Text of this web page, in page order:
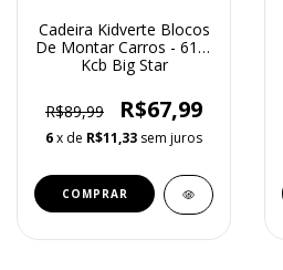
Cadeira Kidverte Blocos
De Montar Carros - 616-
Kcb Big Star
R$89,99 R$67,99
6x de R$11,33 sem juros